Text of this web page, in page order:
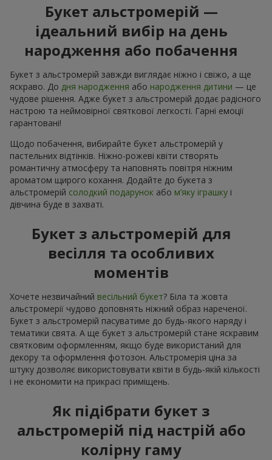
Букет альстромерій —
ідеальний вибір на день
народження або побачення
Букет з альстромерій завжди виглядає ніжно і свіжо, а ще
яскраво. До дня народження або народження дитини — це
чудове рішення. Адже букет з альстромерій додає радісного
настрою та неймовірної святкової легкості. Гарні емоції
гарантовані!
Щодо побачення, вибирайте букет альстромерій у
пастельних відтінків. Ніжно-рожеві квіти створять
романтичну атмосферу та наповнять повітря ніжним
ароматом щирого кохання. Додайте до букета з
альстромерій солодкий подарунок або м’яку іграшку і
дівчина буде в захваті.
Букет з альстромерій для
весілля та особливих
моментів
Хочете незвичайний весільний букет? Біла та жовта
альстромерії чудово доповнять ніжний образ нареченої.
Букет з альстромерій пасуватиме до будь-якого наряду і
тематики свята. А ще букет з альстромерій стане яскравим
святковим оформленням, якщо буде використаний для
декору та оформлення фотозон. Альстромерія ціна за
штуку дозволяє використовувати квіти в будь-якій кількості
і не економити на прикрасі приміщень.
Як підібрати букет з
альстромерій під настрій або
колірну гаму